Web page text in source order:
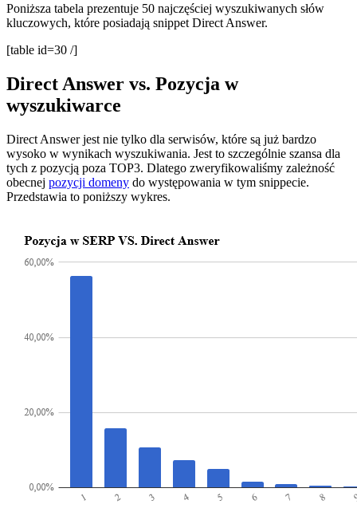
Poniższa tabela prezentuje 50 najczęściej wyszukiwanych słów
kluczowych, które posiadają snippet Direct Answer.
[table id=30 /]
Direct Answer vs. Pozycja w
wyszukiwarce
Direct Answer jest nie tylko dla serwisów, które są już bardzo
wysoko w wynikach wyszukiwania. Jest to szczególnie szansa dla
tych z pozycją poza TOP3. Dlatego zweryfikowaliśmy zależność
obecnej pozycji domeny do występowania w tym snippecie.
Przedstawia to poniższy wykres.